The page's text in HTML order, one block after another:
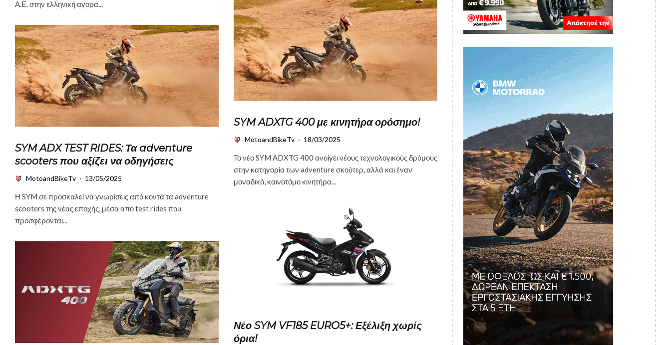
Α.Ε. στην ελληνική αγορά...
SYM ADX TEST RIDES: Τα adventure
scooters που αξίζει να οδηγήσεις
MotoandBikeTv · 13/05/2025
Η SYM σε προσκαλεί να γνωρίσεις από κοντά τα adventure
scooters της νέας εποχής, μέσα από test rides που
προσφέρονται...
SYM ADXTG 400 με κινητήρα ορόσημο!
MotoandBikeTv · 18/03/2025
Το νέο SYM ADXTG 400 ανοίγει νέους τεχνολογικούς δρόμους
στην κατηγορία των adventure σκούτερ, αλλά και έναν
μοναδικό, καινοτόμο κινητήρα...
Νέο SYM VF185 EURO5+: Εξέλιξη χωρίς
όρια!